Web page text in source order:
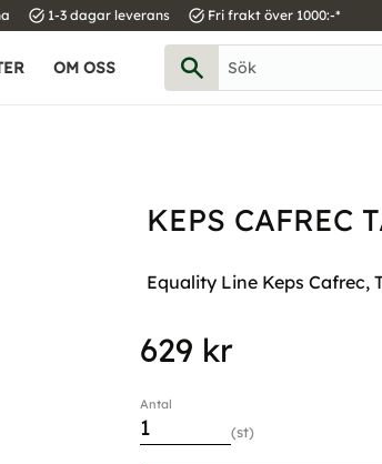
task_alt 1-3 dagar leverans task_alt Fri frakt över 1000:-*
OM OSS
KEPS CAFREC
Equality Line Keps Cafrec,
629 kr
Antal
st